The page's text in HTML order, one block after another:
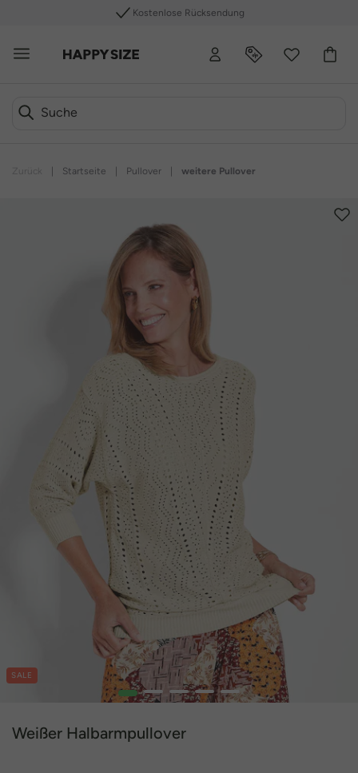
Startseite Pullover weitere Pullover
SALE
1 2 3 4 5
Weißer Halbarmpullover